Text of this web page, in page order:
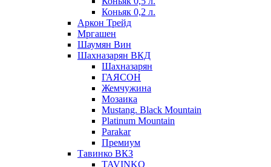
Коньяк 0,2 л.
Аркон Трейд
Мргашен
Шаумян Вин
Шахназарян ВКД
Шахназарян
ГАЯСОН
Жемчужина
Мозаика
Mustang. Black Mountain
Platinum Mountain
Parakar
Премиум
Тавинко ВКЗ
TAVINKO